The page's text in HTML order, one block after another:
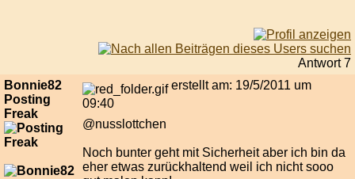
Antwort 7
Bonnie82
Posting
Freak
erstellt am: 19/5/2011 um
09:40
@nusslottchen
Noch bunter geht mit Sicherheit aber ich bin da
eher etwas zurückhaltend weil ich nicht sooo